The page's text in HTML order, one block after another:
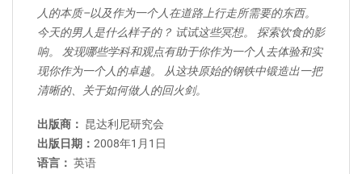
人的本质–以及作为一个人在道路上行走所需要的东西。
今天的男人是什么样子的？ 试试这些冥想。 探索饮食的影
响。 发现哪些学科和观点有助于你作为一个人去体验和实
现你作为一个人的卓越。 从这块原始的钢铁中锻造出一把
清晰的、关于如何做人的回火剑。
出版商： 昆达利尼研究会
出版日期： 2008年1月1日
语言： 英语